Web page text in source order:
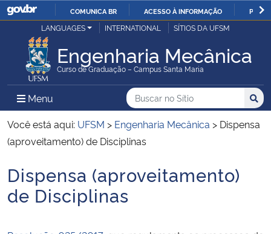
IR
O
COMUNICA BR ACESSO À INFORMAÇÃO
Ministério da Justiça e Segurança Pública
Ministério da Defesa
Ministério das Relações Exteriores
Ministério da Infraestrutura
LANGUAGES INTERNATIONAL SÍTIOS DA UFSM
Engenharia Mecânica
Curso de Graduação – Campus Santa Maria
Menu Menu Principal do Sítio
Busca
Buscar no no Sítio
Busca:
Você está aqui: UFSM > Engenharia Mecânica > Dispensa
(aproveitamento) de Disciplinas
Início do conteúdo
Dispensa (aproveitamento)
de Disciplinas